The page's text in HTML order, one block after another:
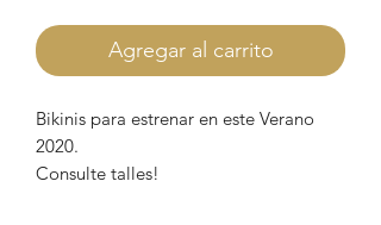
Agregar al carrito
Bikinis para estrenar en este Verano
2020.
Consulte talles!